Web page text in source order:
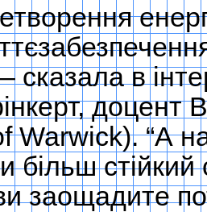
– сказала в
доцент
Warwick). “А
більш стійкий
заощадите